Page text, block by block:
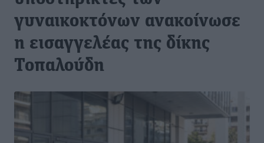
γυναικοκτόνων ανακοίνωσε
η εισαγγελέας της δίκης
Τοπαλούδη